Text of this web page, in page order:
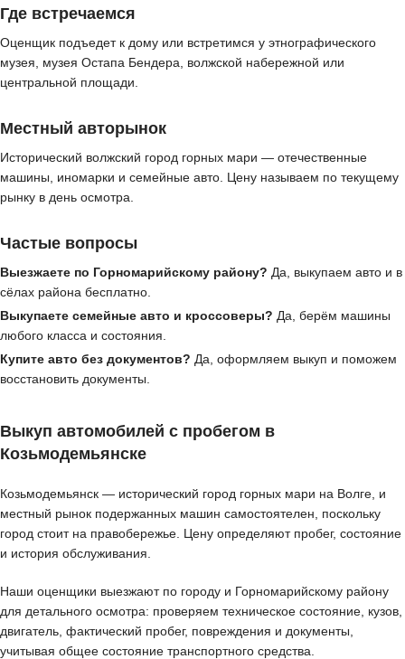
Где встречаемся
Оценщик подъедет к дому или встретимся у этнографического
музея, музея Остапа Бендера, волжской набережной или
центральной площади.
Местный авторынок
Исторический волжский город горных мари — отечественные
машины, иномарки и семейные авто. Цену называем по текущему
рынку в день осмотра.
Частые вопросы
Выезжаете по Горномарийскому району? Да, выкупаем авто и в
сёлах района бесплатно.
Выкупаете семейные авто и кроссоверы? Да, берём машины
любого класса и состояния.
Купите авто без документов? Да, оформляем выкуп и поможем
восстановить документы.
Выкуп автомобилей с пробегом в
Козьмодемьянске
Козьмодемьянск — исторический город горных мари на Волге, и
местный рынок подержанных машин самостоятелен, поскольку
город стоит на правобережье. Цену определяют пробег, состояние
и история обслуживания.
Наши оценщики выезжают по городу и Горномарийскому району
для детального осмотра: проверяем техническое состояние, кузов,
двигатель, фактический пробег, повреждения и документы,
учитывая общее состояние транспортного средства.